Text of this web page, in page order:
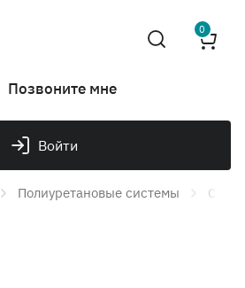
0
Позвоните мне
Войти
Полиуретановые системы